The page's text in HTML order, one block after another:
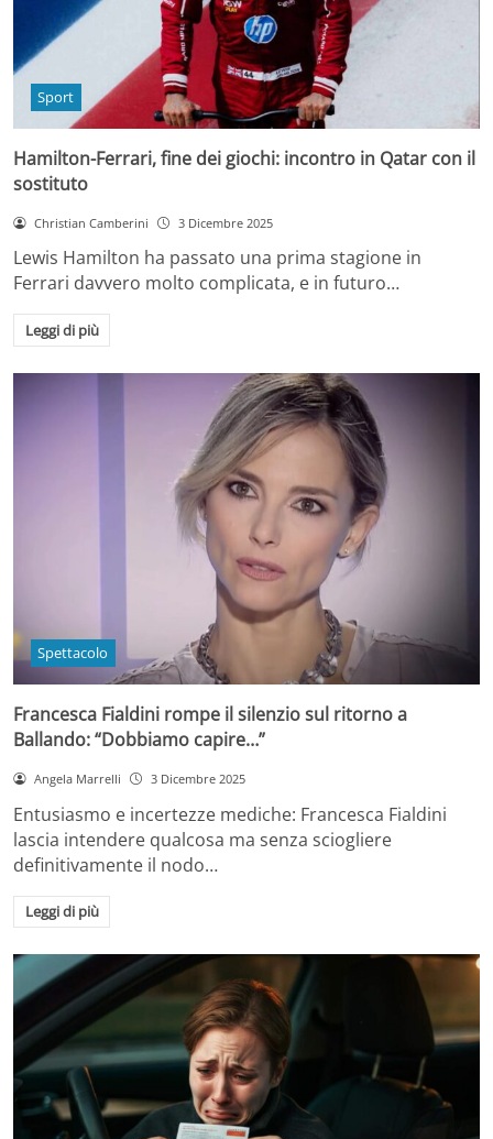
Sport
Hamilton-Ferrari, fine dei giochi: incontro in Qatar con il
sostituto
Christian Camberini 3 Dicembre 2025
Lewis Hamilton ha passato una prima stagione in
Ferrari davvero molto complicata, e in futuro…
Leggi di più
Spettacolo
Francesca Fialdini rompe il silenzio sul ritorno a
Ballando: “Dobbiamo capire…”
Angela Marrelli 3 Dicembre 2025
Entusiasmo e incertezze mediche: Francesca Fialdini
lascia intendere qualcosa ma senza sciogliere
definitivamente il nodo…
Leggi di più